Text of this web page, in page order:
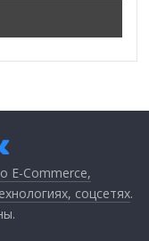
E-Commerce,
соцсетях.